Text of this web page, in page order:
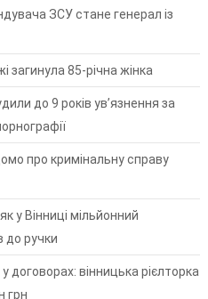
ЗСУ стане генерал із
загинула 85-річна жінка
до 9 років ув’язнення за
про кримінальну справу
у Вінниці мільйонний
до ручки
договорах: вінницька рієлторка
грн